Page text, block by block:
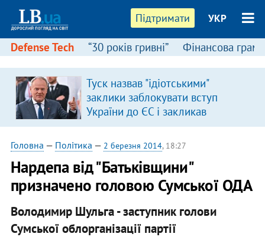
Підтримати УКР
Defense Tech “30 років гривні” Фінансова
Туск назвав "ідіотськими"
заклики заблокувати вступ
України до ЄС і закликав
припинити антиукраїнську
риторику
Головна — Політика — 2 березня 2014, 18:27
Нардепа від "Батьківщини"
призначено головою Сумської ОДА
Володимир Шульга - заступник голови
Сумської облорганізації партії